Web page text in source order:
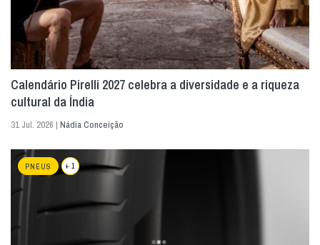
Calendário Pirelli 2027 celebra a diversidade e a riqueza
cultural da Índia
31 Jul. 2026 | Nádia Conceição
PNEUS + 1